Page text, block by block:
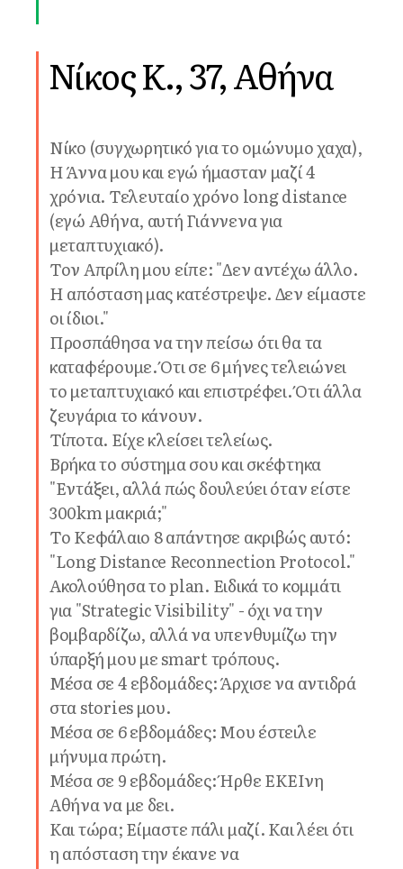
Νίκος Κ., 37, Αθήνα
Νίκο (συγχωρητικό για το ομώνυμο χαχα),
Η Άννα μου και εγώ ήμασταν μαζί 4
χρόνια. Τελευταίο χρόνο long distance
(εγώ Αθήνα, αυτή Γιάννενα για
μεταπτυχιακό).
Τον Απρίλη μου είπε: "Δεν αντέχω άλλο.
Η απόσταση μας κατέστρεψε. Δεν είμαστε
οι ίδιοι."
Προσπάθησα να την πείσω ότι θα τα
καταφέρουμε. Ότι σε 6 μήνες τελειώνει
το μεταπτυχιακό και επιστρέφει. Ότι άλλα
ζευγάρια το κάνουν.
Τίποτα. Είχε κλείσει τελείως.
Βρήκα το σύστημα σου και σκέφτηκα
"Εντάξει, αλλά πώς δουλεύει όταν είστε
300km μακριά;"
Το Κεφάλαιο 8 απάντησε ακριβώς αυτό:
"Long Distance Reconnection Protocol."
Ακολούθησα το plan. Ειδικά το κομμάτι
για "Strategic Visibility" - όχι να την
βομβαρδίζω, αλλά να υπενθυμίζω την
ύπαρξή μου με smart τρόπους.
Μέσα σε 4 εβδομάδες: Άρχισε να αντιδρά
στα stories μου.
Μέσα σε 6 εβδομάδες: Μου έστειλε
μήνυμα πρώτη.
Μέσα σε 9 εβδομάδες: Ήρθε ΕΚΕΙνη
Αθήνα να με δει.
Και τώρα; Είμαστε πάλι μαζί. Και λέει ότι
η απόσταση την έκανε να